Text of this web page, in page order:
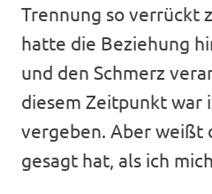
Trennung so verrückt
hatte die Beziehung
und den Schmerz
diesem Zeitpunkt war
vergeben. Aber weißt
gesagt hat, als ich